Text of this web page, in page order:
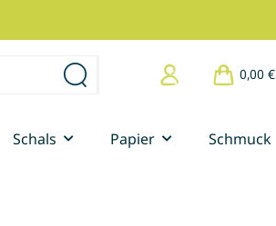
0,00 €
Schals Papier Schmuck